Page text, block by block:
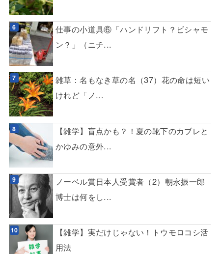
仕事の小道具⑥「ハンドリフト？ビシャモ
ン？」（ニチ...
雑草：名もなき草の名（37）花の命は短い
けれど「ノ...
【雑学】盲点かも？！夏の靴下のカブレと
かゆみの意外...
ノーベル賞日本人受賞者（2）朝永振一郎
博士は何をし...
【雑学】実だけじゃない！トウモロコシ活
用法